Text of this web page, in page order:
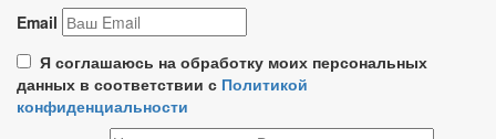
Email
Я соглашаюсь на обработку моих персональных
данных в соответствии с Политикой
конфиденциальности